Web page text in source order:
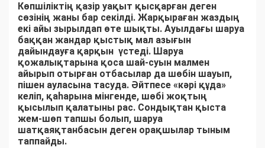
Көпшіліктің қазір уақыт қысқарған деген
сөзінің жаны бар секілді. Жарқыраған жаздың
екі айы зырылдап өте шықты. Ауылдағы шаруа
баққан жандар қыстық мал азығын
дайындауға қарқын үстеді. Шаруа
қожалықтарына қоса шай-суын малмен
айырып отырған отбасылар да шөбін шауып,
пішен ауласына тасуда. Әйтпесе «кәрі құда»
келіп, қаһарына мінгенде, шөбі жоқтың
қысылып қалатыны рас. Сондықтан қыста
жем-шөп тапшы болып, шаруа
шатқаяқтанбасын деген орақшылар тыным
таппайды.